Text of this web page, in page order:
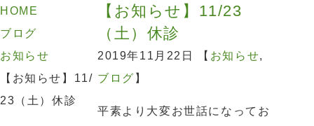
HOME
ブログ
お知らせ
【お知らせ】11/
23（土）休診
【お知らせ】11/23
（土）休診
2019年11月22日 【 お知らせ,
ブログ 】
平素より大変お世話になってお